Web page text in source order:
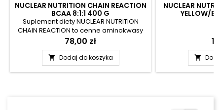
NUCLEAR NUTRITION CHAIN REACTION
BCAA 8:1:1 400 G
Suplement diety NUCLEAR NUTRITION
CHAIN REACTION to cenne aminokwasy
egzogenne BCAA o wyjątkowym ratio
8:1:1. Preparat dostarcza solidną porcję L-
leucyny, która wraz z pozostałymi
aminokwasami stanowi niezbędne
komponenty białek współtworzących
Cena
78,00 zł
 Dodaj do koszyka
NUCLEAR
YELLOW/
